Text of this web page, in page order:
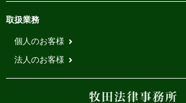
取扱業務
個人のお客様
法人のお客様